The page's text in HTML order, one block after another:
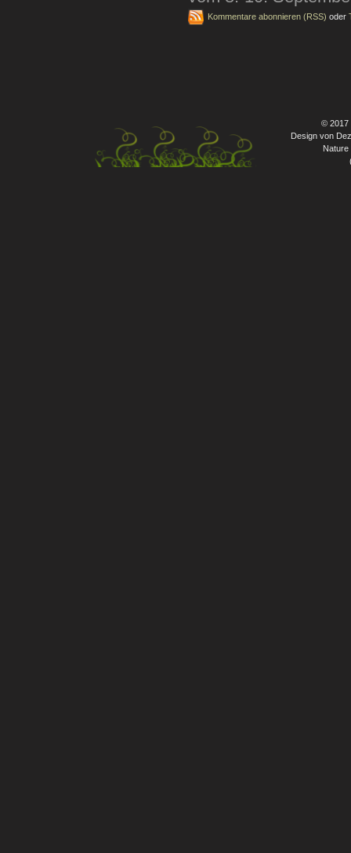
Kommentare abonnieren (RSS) oder
© 2017
Design von
Nature